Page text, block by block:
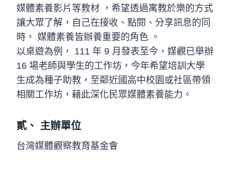
媒體素養影片等教材 ，希望透過寓教於樂的方式
讓大眾了解，自己在接收、點閱、分享訊息的同
時， 媒體素養皆辦養重要的角色 。
以桌遊為例， 111 年 9 月發表至今，媒觀已舉辦
16 場老師與學生的工作坊，今年希望培訓大學
生成為種子助教，至鄰近國高中校園或社區帶領
相關工作坊，藉此深化民眾媒體素養能力。
貳、 主辦單位
台灣媒體觀察教育基金會